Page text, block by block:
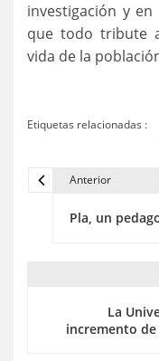
investigación y
que todo tribute
vida de la
Etiquetas relacionadas :
Anterior
Pla, un
La
incremento